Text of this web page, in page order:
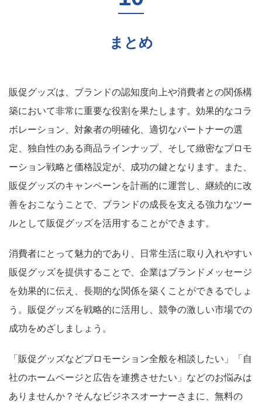
まとめ
販促グッズは、ブランドの認知度向上や消費者との関係構
築において非常に重要な役割を果たします。効果的なコラ
ボレーション、対象者の明確化、適切なパートナーの選
定、独自性のある商品ラインナップ、そして緻密なプロモ
ーション戦略と価格設定が、成功の鍵となります。また、
販促グッズのキャンペーンを計画的に運営し、継続的に改
善をおこなうことで、ブランドの成長を支える強力なツー
ルとして販促グッズを活用することができます。
消費者にとって魅力的であり、日常生活に取り入れやすい
販促グッズを提供することで、企業はブランドメッセージ
を効果的に伝え、長期的な関係を築くことができるでしょ
う。販促グッズを戦略的に活用し、競争の激しい市場での
成功をめざしましょう。
「販促グッズなどプロモーション全般を相談したい」「自
社のホームページと広告を連携させたい」などのお悩みは
ありませんか？そんなビジネスオーナーさまに、無料の